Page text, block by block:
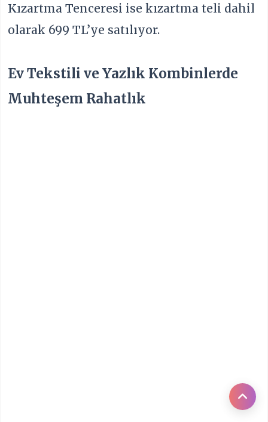
Kızartma Tenceresi ise kızartma teli dahil
olarak 699 TL’ye satılıyor.
Ev Tekstili ve Yazlık Kombinlerde
Muhteşem Rahatlık